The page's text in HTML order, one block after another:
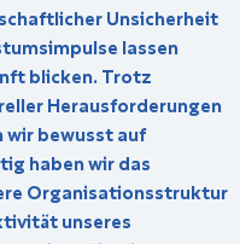
Unsicherheit
lassen
blicken. Trotz
Herausforderungen
bewusst auf
haben wir das
Organisationsstruktur
unseres